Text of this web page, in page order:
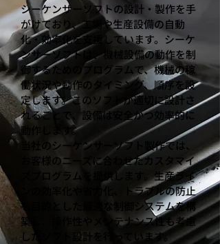
シーケンサーソフトの設計・製作を手
がけており、工場や生産設備の自動
化・効率化を支援しています。シーケ
ンサーソフトは、機械設備の動作を制
御するためのプログラムで、機械の稼
働状況や動作のタイミング、順序を設
定します。このソフトが適切に設計さ
れることで、設備は安全かつ効率的に
動作します。
当社のシーケンサーソフト製作では、
お客様のニーズに合わせたカスタマイ
ズプログラムを提供します。生産ライ
ンの効率化や省力化、トラブルの防止
を目的とした最適な制御システムを構
築し、操作性やメンテナンス性も考慮
したソフト設計を行っています。